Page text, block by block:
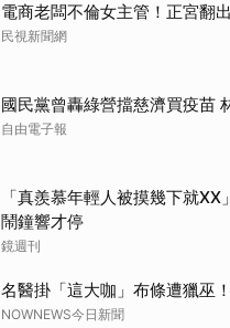
電商老闆不倫女主管！正宮翻
民視新聞網
國民黨曾轟綠營擋慈濟買疫苗
自由電子報
「真羨慕年輕人被摸幾下就
鬧鐘響才停
鏡週刊
名醫掛「這大咖」布條遭獵巫
NOWNEWS今日新聞
取消